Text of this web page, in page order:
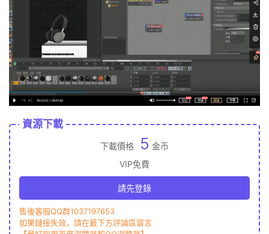
資源下載
下載價格 5 金币
VIP免費
請先登錄
售後客服QQ群1037197653
如果鏈接失效，請在最下方評論區留言